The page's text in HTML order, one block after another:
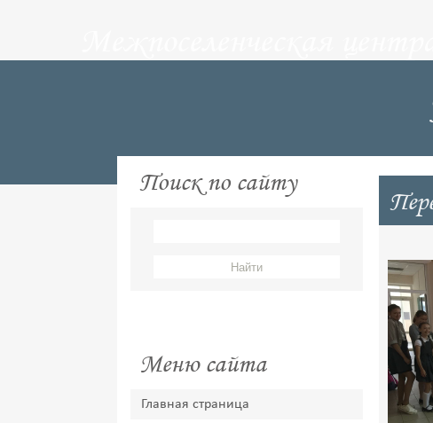
Поиск по сайту
Меню сайта
Главная страница